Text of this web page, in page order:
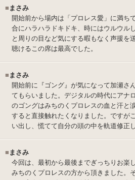
■ まさみ
開始前から場内は「プロレス愛」に満ち
合にハラハラドキドキ、時にはウルウル
と周りの目など気にする暇もなく声援を
聴けるこの席は最高でした。
■ まさみ
開始前に『ゴング』が気になって加瀬さ
てもらいました。デジタルの時代にアナ
のゴングはみちのくプロレスの血と汗と
すると直接触れたくなりました。ですが
い出し、慌てて自分の頭の中を軌道修正
■ まさみ
今回は、最初から最後までぎっちりお楽
みちのくプロレスの方から頂きました。